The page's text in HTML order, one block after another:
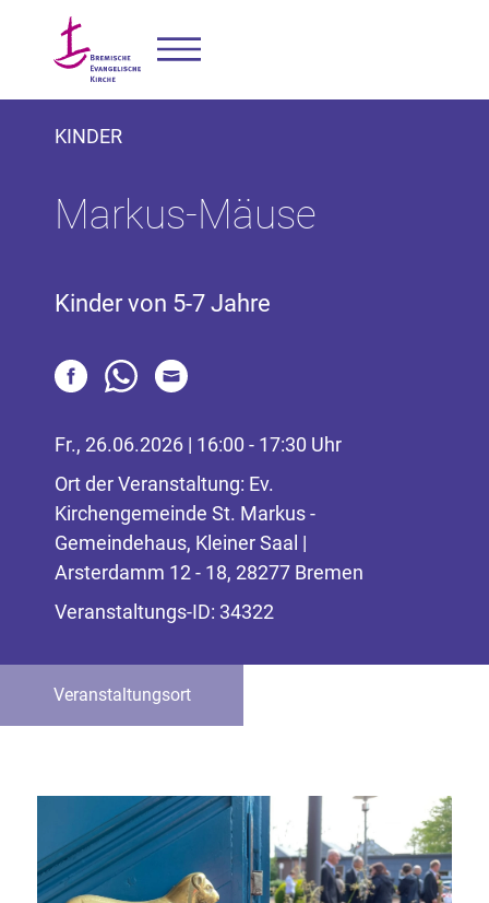
KINDER
Markus-Mäuse
Kinder von 5-7 Jahre
Fr., 26.06.2026 | 16:00 - 17:30 Uhr
Ort der Veranstaltung: Ev.
Kirchengemeinde St. Markus -
Gemeindehaus, Kleiner Saal |
Arsterdamm 12 - 18, 28277 Bremen
Veranstaltungs-ID: 34322
Veranstaltungsort